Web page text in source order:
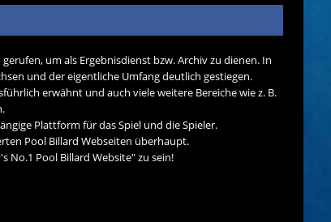
um als Ergebnisdienst bzw. Archiv zu dienen. In
und der eigentliche Umfang deutlich gestiegen.
erwähnt und auch viele weitere Bereiche wie z. B.
Plattform für das Spiel und die Spieler.
Pool Billard Webseiten überhaupt.
No.1 Pool Billard Website" zu sein!